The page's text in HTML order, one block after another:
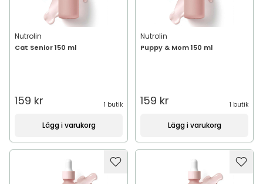
Nutrolin
Cat Senior 150 ml
159 kr 1 butik
Lägg i varukorg
Nutrolin
Puppy & Mom 150 ml
159 kr 1 butik
Lägg i varukorg